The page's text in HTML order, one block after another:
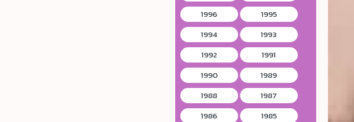
1996
1995
1994
1993
1992
1991
1990
1989
1988
1987
1986
1985